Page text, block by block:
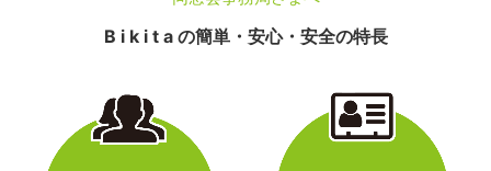
B i k i t a の簡単・安心・安全の特長